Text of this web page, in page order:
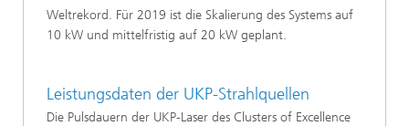
Weltrekord. Für 2019 ist die Skalierung des Systems auf
10 kW und mittelfristig auf 20 kW geplant.
Leistungsdaten der UKP-Strahlquellen
Die Pulsdauern der UKP-Laser des Clusters of Excellence